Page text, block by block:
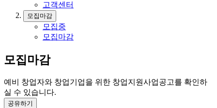
고객센터
모집마감
모집중
모집마감
모집마감
예비 창업자와 창업기업을 위한 창업지원사업공고를 확인하
실 수 있습니다.
공유하기